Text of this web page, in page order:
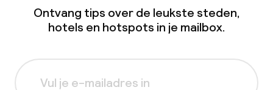
Ontvang tips over de leukste steden,
hotels en hotspots in je mailbox.